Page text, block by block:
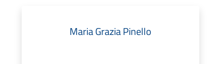
Maria Grazia Pinello